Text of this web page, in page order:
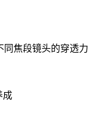
同焦段镜头的穿透力
成